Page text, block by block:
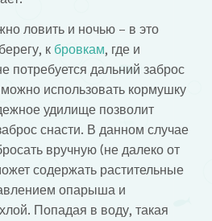
ловить и ночью – в это
к бровкам, где и
потребуется дальний заброс
использовать кормушку
удилище позволит
снасти. В данном случае
вручную (не далеко от
содержать растительные
опарыша и
Попадая в воду, такая